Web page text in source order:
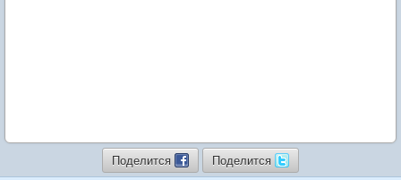
Поделится Поделится